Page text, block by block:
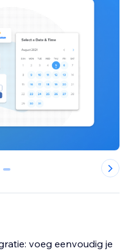
2
voeg eenvoudig je